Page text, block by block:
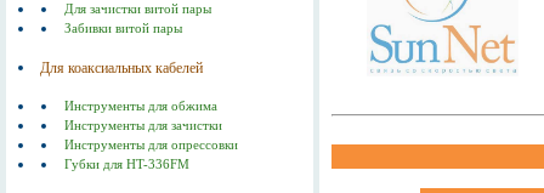
Для зачистки витой пары
Забивки витой пары
Для коаксиальных кабелей
Инструменты для обжима
Инструменты для зачистки
Инструменты для опрессовки
Губки для HT-336FM